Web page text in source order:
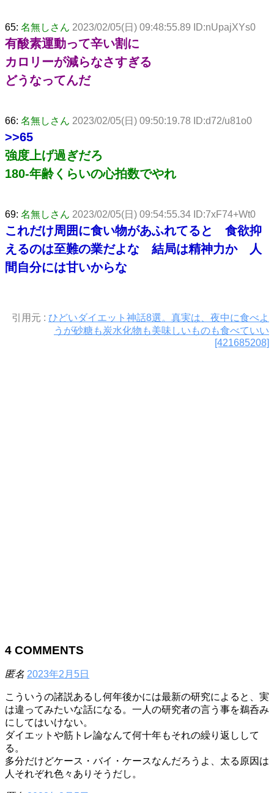
65: 名無しさん 2023/02/05(日) 09:48:55.89 ID:nUpajXYs0
有酸素運動って辛い割に
カロリーが減らなさすぎる
どうなってんだ
66: 名無しさん 2023/02/05(日) 09:50:19.78 ID:d72/u81o0
>>65
強度上げ過ぎだろ
180-年齢くらいの心拍数でやれ
69: 名無しさん 2023/02/05(日) 09:54:55.34 ID:7xF74+Wt0
これだけ周囲に食い物があふれてると 食欲抑
えるのは至難の業だよな 結局は精神力か 人
間自分には甘いからな
引用元 : ひどいダイエット神話8選。真実は、夜中に食べよ
うが砂糖も炭水化物も美味しいものも食べていい
[421685208]
4 COMMENTS
匿名 2023年2月5日
こういうの諸説あるし何年後かには最新の研究によると、実
は違ってみたいな話になる。一人の研究者の言う事を鵜呑み
にしてはいけない。
ダイエットや筋トレ論なんて何十年もそれの繰り返しして
る。
多分だけどケース・バイ・ケースなんだろうよ、太る原因は
人それぞれ色々ありそうだし。